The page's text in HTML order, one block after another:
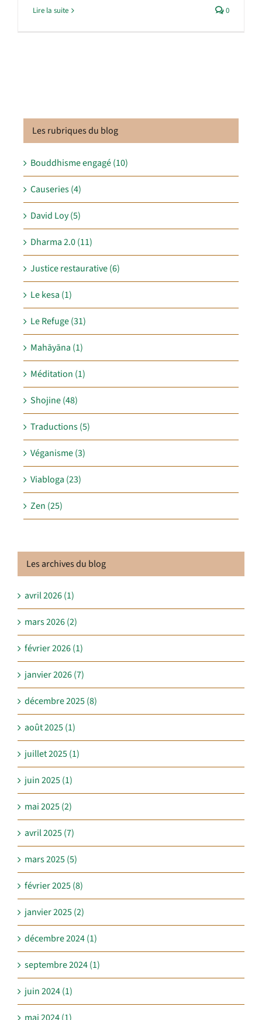
Lire la suite 0
Les rubriques du blog
Bouddhisme engagé (10)
Causeries (4)
David Loy (5)
Dharma 2.0 (11)
Justice restaurative (6)
Le kesa (1)
Le Refuge (31)
Mahāyāna (1)
Méditation (1)
Shojine (48)
Traductions (5)
Véganisme (3)
Viabloga (23)
Zen (25)
Les archives du blog
avril 2026 (1)
mars 2026 (2)
février 2026 (1)
janvier 2026 (7)
décembre 2025 (8)
août 2025 (1)
juillet 2025 (1)
juin 2025 (1)
mai 2025 (2)
avril 2025 (7)
mars 2025 (5)
février 2025 (8)
janvier 2025 (2)
décembre 2024 (1)
septembre 2024 (1)
juin 2024 (1)